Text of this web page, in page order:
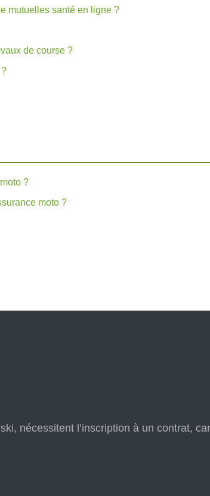
mutuelles santé en ligne ?
de course ?
?
moto ?
nécessitent l’inscription à un contrat,